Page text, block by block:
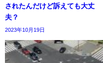
されたんだけど訴えても大丈
夫？
2023年10月19日